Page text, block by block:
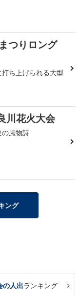
つりロング
ち上げられる大型
川花火大会
風物詩
ング
の人出ランキング